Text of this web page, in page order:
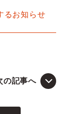
るお知らせ
の記事へ